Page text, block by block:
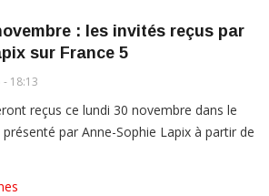
: les invités reçus par
sur France 5
18:13
reçus ce lundi 30 novembre dans le
présenté par Anne-Sophie Lapix à partir de